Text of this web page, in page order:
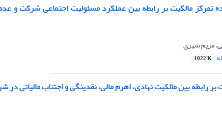
مالکیت بر رابطه بین عملکرد مسئولیت اجتماعی شرکت و
مریم شهری
1022 K
رابطه بین مالکیت نهادی، اهرم مالی، نقدینگی و اجتناب مالیاتی